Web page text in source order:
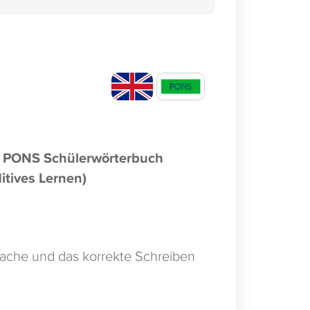
Schülerwörterbuch
Lernen)
und das korrekte Schreiben